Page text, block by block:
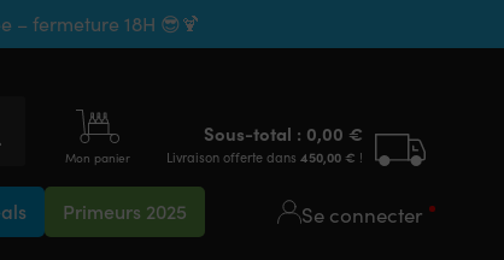
– fermeture 18H 😎🍹
Mon panier
Sous-total : 0,00 €
Livraison offerte dans 450,00 € !
Primeurs 2025 Se connecter